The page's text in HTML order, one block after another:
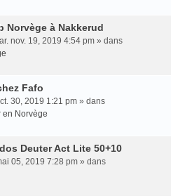
Norvège à Nakkerud
nov. 19, 2019 4:54 pm » dans
Fafo
30, 2019 1:21 pm » dans
en Norvège
Deuter Act Lite 50+10
05, 2019 7:28 pm » dans